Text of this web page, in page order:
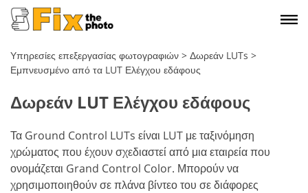
Υπηρεσίες επεξεργασίας φωτογραφιών > Δωρεάν LUTs >
Εμπνευσμένο από τα LUT Ελέγχου εδάφους
Δωρεάν LUT Ελέγχου εδάφους
Τα Ground Control LUTs είναι LUT με ταξινόμηση
χρώματος που έχουν σχεδιαστεί από μια εταιρεία που
ονομάζεται Grand Control Color. Μπορούν να
χρησιμοποιηθούν σε πλάνα βίντεο του σε διάφορες